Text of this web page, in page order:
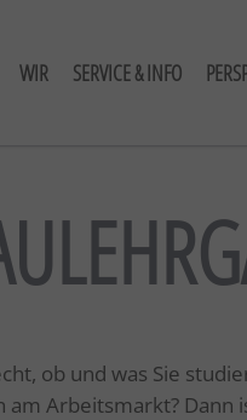
WIR SERVICE & INFO
ob und was Sie
Arbeitsmarkt? Dann